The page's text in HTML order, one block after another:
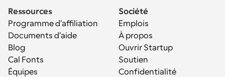
Ressources
Programme d'affiliation
Documents d'aide
Blog
Cal Fonts
Équipes
Société
Emplois
À propos
Ouvrir Startup
Soutien
Confidentialité